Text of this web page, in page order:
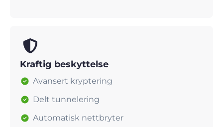
Kraftig beskyttelse
Avansert kryptering
Delt tunnelering
Automatisk nettbryter